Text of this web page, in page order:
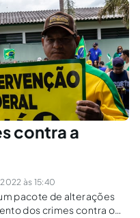
contra a
às 15:40
pacote de alterações
dos crimes contra o